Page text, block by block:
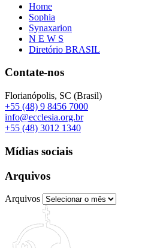
Home
Sophia
Synaxarion
N E W S
Diretório BRASIL
Contate-nos
Florianópolis, SC (Brasil)
+55 (48) 9 8456 7000
info@ecclesia.org.br
+55 (48) 3012 1340
Mídias sociais
Arquivos
Arquivos